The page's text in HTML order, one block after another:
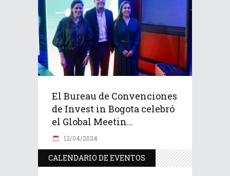
El Bureau de Convenciones
de Invest in Bogota celebró
el Global Meetin...
12/04/2024
CALENDARIO DE EVENTOS